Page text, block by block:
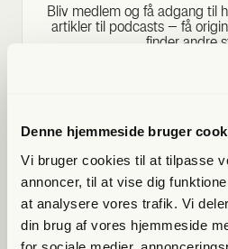
Denne hjemmeside bruger
Vi bruger cookies til at tilpasse
annoncer, til at vise dig
at analysere vores trafik. Vi
din brug af vores hjemmeside
Bliv med­lem og få adgang til
artik­ler til podcasts – få
fin­der andre